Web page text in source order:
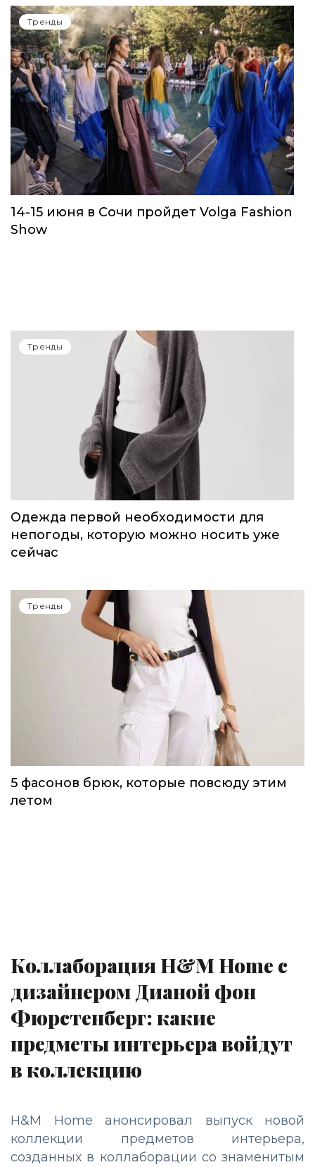
Тренды
14-15 июня в Сочи пройдет Volga Fashion
Show
Тренды
Одежда первой необходимости для
непогоды, которую можно носить уже
сейчас
Тренды
5 фасонов брюк, которые повсюду этим
летом
Коллаборация H&M Home с
дизайнером Дианой фон
Фюрстенберг: какие
предметы интерьера войдут
в коллекцию
H&M Home анонсировал выпуск новой
коллекции предметов интерьера,
созданных в коллаборации со знаменитым